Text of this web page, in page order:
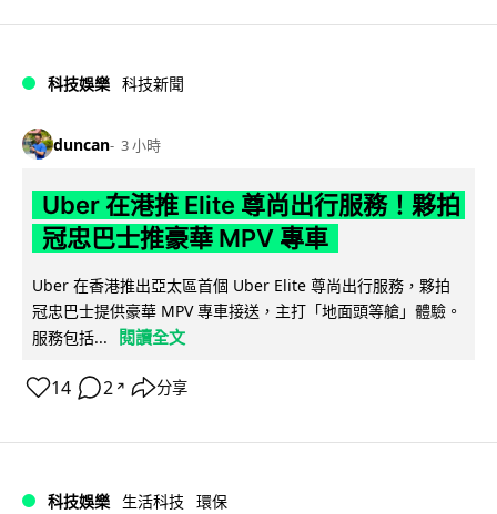
科技娛樂 科技新聞
duncan 3 小時
Uber 在港推 Elite 尊尚出行服務！夥拍
冠忠巴士推豪華 MPV 專車
Uber 在香港推出亞太區首個 Uber Elite 尊尚出行服務，夥拍
冠忠巴士提供豪華 MPV 專車接送，主打「地面頭等艙」體驗。
服務包括...
閱讀全文
14 2 ↗ 分享
科技娛樂 生活科技 環保